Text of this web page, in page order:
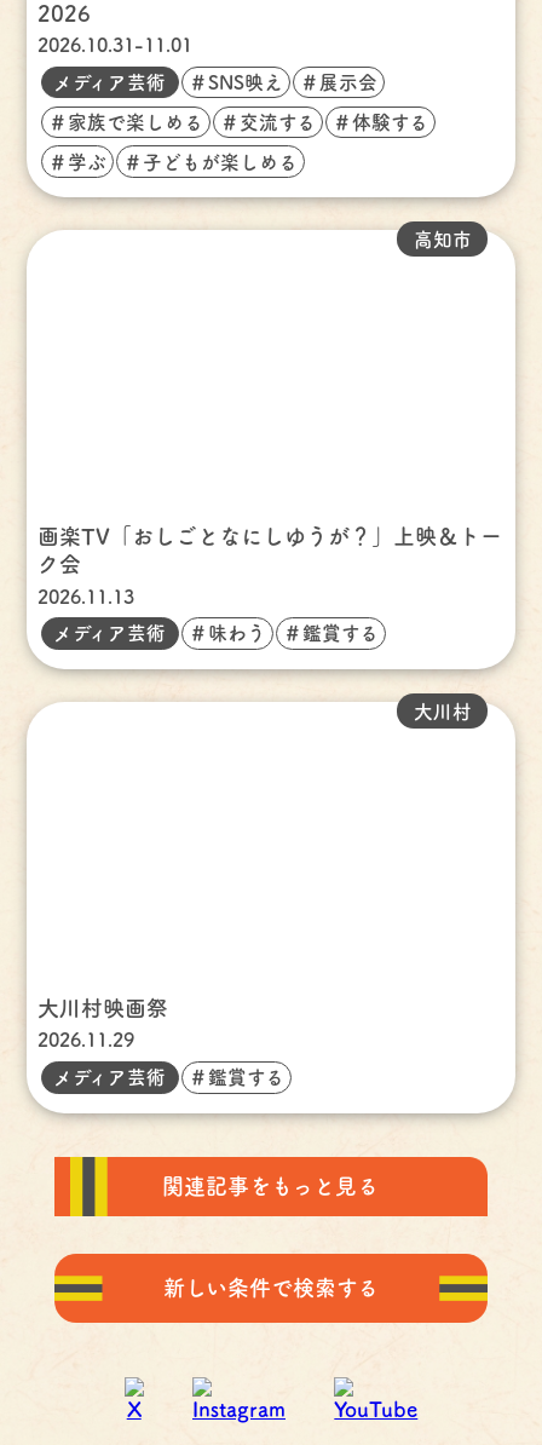
2026
2026.10.31-11.01
メディア芸術 ＃SNS映え ＃展示会
＃家族で楽しめる ＃交流する ＃体験する
＃学ぶ ＃子どもが楽しめる
画楽TV「おしごとなにしゆうが？」上映＆トー
ク会
2026.11.13
高知市
メディア芸術 ＃味わう ＃鑑賞する
大川村映画祭
2026.11.29
大川村
メディア芸術 ＃鑑賞する
関連記事をもっと見る
新しい条件で検索する